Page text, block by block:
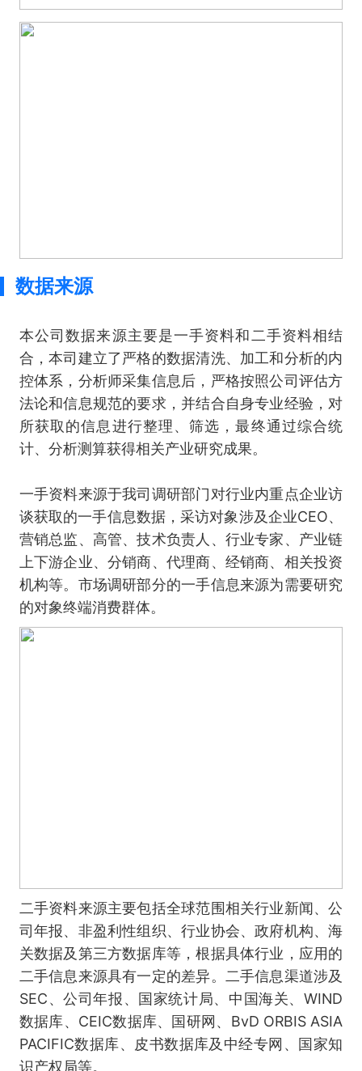
数据来源
本公司数据来源主要是一手资料和二手资料相结
合，本司建立了严格的数据清洗、加工和分析的内
控体系，分析师采集信息后，严格按照公司评估方
法论和信息规范的要求，并结合自身专业经验，对
所获取的信息进行整理、筛选，最终通过综合统
计、分析测算获得相关产业研究成果。
一手资料来源于我司调研部门对行业内重点企业访
谈获取的一手信息数据，采访对象涉及企业CEO、
营销总监、高管、技术负责人、行业专家、产业链
上下游企业、分销商、代理商、经销商、相关投资
机构等。市场调研部分的一手信息来源为需要研究
的对象终端消费群体。
二手资料来源主要包括全球范围相关行业新闻、公
司年报、非盈利性组织、行业协会、政府机构、海
关数据及第三方数据库等，根据具体行业，应用的
二手信息来源具有一定的差异。二手信息渠道涉及
SEC、公司年报、国家统计局、中国海关、WIND
数据库、CEIC数据库、国研网、BvD ORBIS ASIA
PACIFIC数据库、皮书数据库及中经专网、国家知
识产权局等。